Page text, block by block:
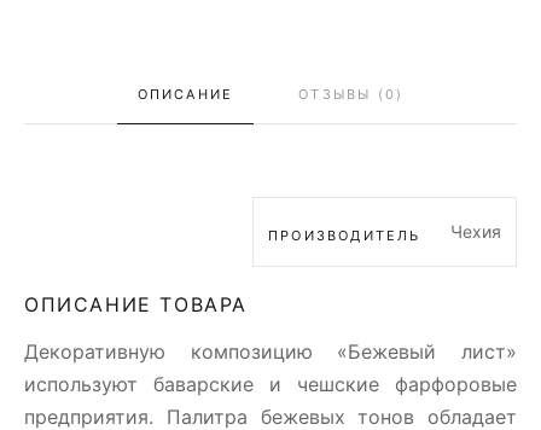
ОПИСАНИЕ ОТЗЫВЫ (0)
ПРОИЗВОДИТЕЛЬ Чехия
ОПИСАНИЕ ТОВАРА
Декоративную композицию «Бежевый лист»
используют баварские и чешские фарфоровые
предприятия. Палитра бежевых тонов обладает